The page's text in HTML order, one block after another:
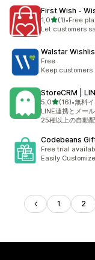
First Wish ‑
1,0av 5 stjerner
(1)
Totalt 1 omtaler
•Free
Let customers
Walstar
Free
Keep
StoreCRM |
5,0av 5 stjerner
(16)
Totalt 16 omtaler
•無料
LINE連携とメー
25種以上の自動
Codebeans
Free trial
Easily
1 2